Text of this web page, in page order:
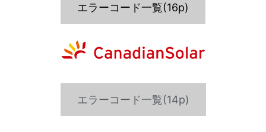
エラーコード一覧(16p)
エラーコード一覧(14p)